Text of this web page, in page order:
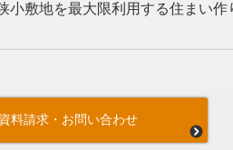
小敷地を最大限利用する住まい作
料請求・お問い合わせ